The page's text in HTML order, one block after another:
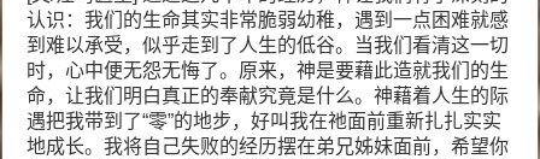
认识：我们的生命其实非常脆弱幼稚，遇到一点困难就感
到难以承受，似乎走到了人生的低谷。当我们看清这一切
时，心中便无怨无悔了。原来，神是要藉此造就我们的生
命，让我们明白真正的奉献究竟是什么。神藉着人生的际
遇把我带到了“零”的地步，好叫我在祂面前重新扎扎实实
地成长。我将自己失败的经历摆在弟兄姊妹面前，希望你